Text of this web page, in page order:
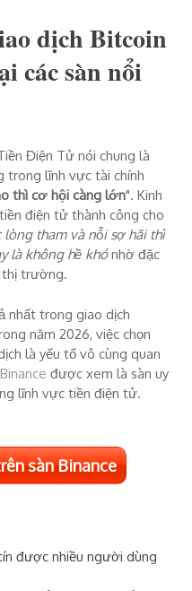
dịch Bitcoin
các sàn nổi
Điện Tử nói chung là
trong lĩnh vực tài chính
thì cơ hội càng lớn". Kinh
điện tử thành công cho
tham và nỗi sợ hãi thì
là không hề khónhờ đặc
thị trường.
nhất trong giao dịch
năm 2026, việc chọn
là yếu tố vô cùng quan
Binance được xem là sàn uy
lĩnh vực tiền điện tử.
sàn Binance
được nhiều người dùng